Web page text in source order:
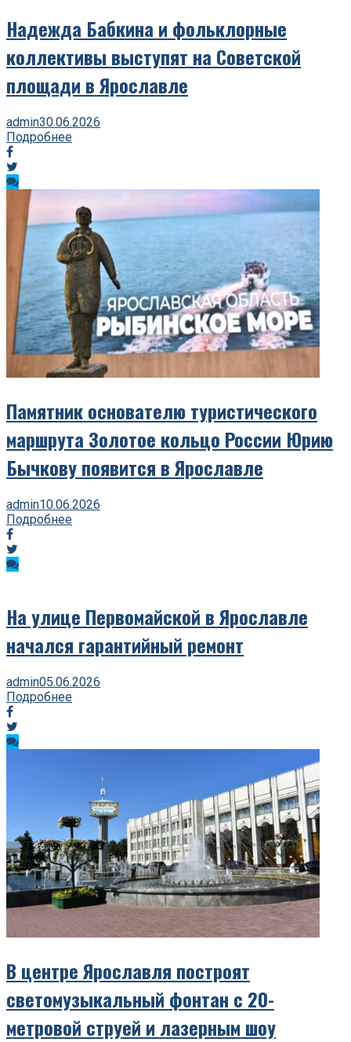
Надежда Бабкина и фольклорные
коллективы выступят на Советской
площади в Ярославле
admin30.06.2026
Подробнее
Памятник основателю туристического
маршрута Золотое кольцо России Юрию
Бычкову появится в Ярославле
admin10.06.2026
Подробнее
На улице Первомайской в Ярославле
начался гарантийный ремонт
admin05.06.2026
Подробнее
В центре Ярославля построят
светомузыкальный фонтан с 20-
метровой струей и лазерным шоу